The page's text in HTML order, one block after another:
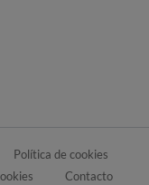
Política de cookies
Contacto